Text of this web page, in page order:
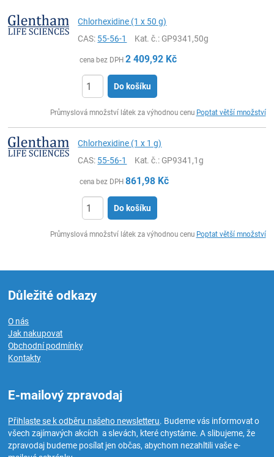
Chlorhexidine (1 x 50 g)
CAS: 55-56-1 Kat. č.: GP9341,50g
cena bez DPH 2 409,92 Kč
Do košíku
Průmyslová množství látek za výhodnou cenu Poptat větší množství
Chlorhexidine (1 x 1 g)
CAS: 55-56-1 Kat. č.: GP9341,1g
cena bez DPH 861,98 Kč
Do košíku
Průmyslová množství látek za výhodnou cenu Poptat větší množství
Důležité odkazy
O nás
Jak nakupovat
Obchodní podmínky
Kontakty
E-mailový zpravodaj
Přihlaste se k odběru našeho newsletteru. Budeme vás informovat o
všech zajímavých akcích a slevách, které chystáme. A slibujeme, že
zpravodaj budeme posílat jen občas, abychom nezahltili vaše e-